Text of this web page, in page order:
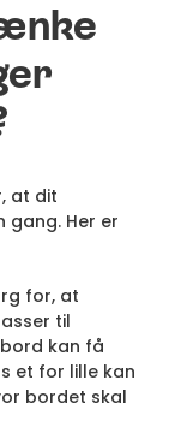
at dit
gang. Her er
for, at
til
kan få
et for lille kan
bordet skal